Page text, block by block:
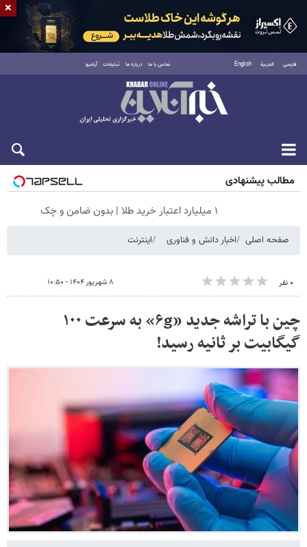
فارسی العربية English تماس با ما درباره ما تبلیغات آرشیو
جمعه ۱۶ مرداد ۱۴۰۵
مطالب پیشنهادی
۱ میلیارد اعتبار خرید طلا | بدون ضامن و چک
صفحه اصلی اخبار دانش و فناوری اینترنت
۰ نفر ۸ شهریور ۱۴۰۴ - ۱۰:۵۰
چین با تراشه جدید «۶g» به سرعت ۱۰۰
گیگابیت بر ثانیه رسید!
×